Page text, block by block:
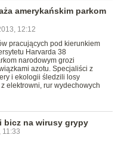
amerykańskim parkom
12:12
pracujących pod kierunkiem
Harvarda 38
narodowym grozi
azotu. Specjaliści z
i ekologii śledzili losy
elektrowni, rur wydechowych
bicz na wirusy grypy
11:33